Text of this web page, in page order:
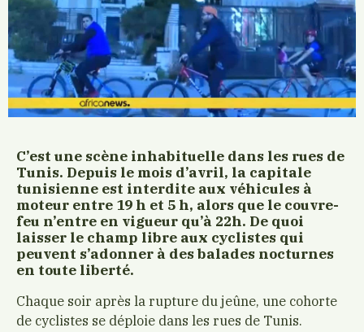
C’est une scène inhabituelle dans les rues de
Tunis. Depuis le mois d’avril, la capitale
tunisienne est interdite aux véhicules à
moteur entre 19 h et 5 h, alors que le couvre-
feu n’entre en vigueur qu’à 22h. De quoi
laisser le champ libre aux cyclistes qui
peuvent s’adonner à des balades nocturnes
en toute liberté.
Chaque soir après la rupture du jeûne, une cohorte
de cyclistes se déploie dans les rues de Tunis.